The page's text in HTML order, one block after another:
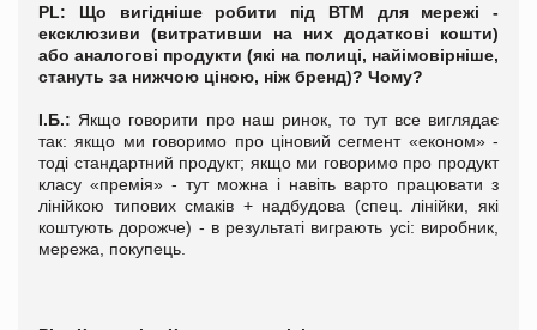
PL: Що вигідніше робити під ВТМ для мережі -
ексклюзиви (витративши на них додаткові кошти)
або аналогові продукти (які на полиці, найімовірніше,
стануть за нижчою ціною, ніж бренд)? Чому?
І.Б.: Якщо говорити про наш ринок, то тут все виглядає
так: якщо ми говоримо про ціновий сегмент «економ» -
тоді стандартний продукт; якщо ми говоримо про продукт
класу «премія» - тут можна і навіть варто працювати з
лінійкою типових смаків + надбудова (спец. лінійки, які
коштують дорожче) - в результаті виграють усі: виробник,
мережа, покупець.